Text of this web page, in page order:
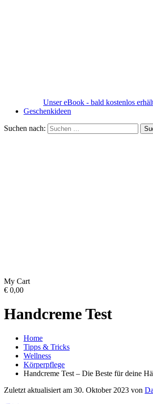
Unser eBook - bald kostenlos
Geschenkideen
Suchen nach:
My Cart
€ 0,00
Handcreme Test
Home
Tipps & Tricks
Wellness
Körperpflege
Handcreme Test – Die Beste für deine
Zuletzt aktualisiert am 30. Oktober 2023 von